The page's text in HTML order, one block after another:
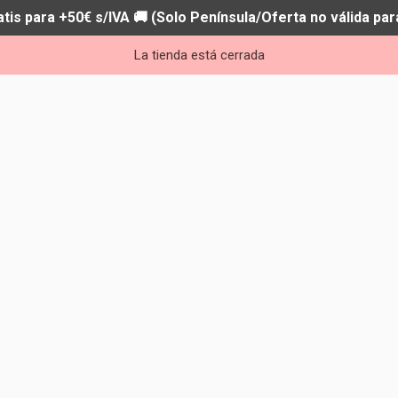
para +50€ s/IVA 🚚 (Solo Península/Oferta no válida
La tienda está cerrada